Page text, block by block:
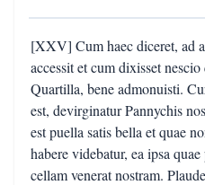
[XXV] Cum haec diceret, ad
accessit et cum dixisset
Quartilla, bene admonuisti.
est, devirginatur Pannychis
est puella satis bella et quae
habere videbatur, ea ipsa
cellam venerat nostram.